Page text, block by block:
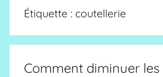
Étiquette : coutellerie
Comment diminuer les